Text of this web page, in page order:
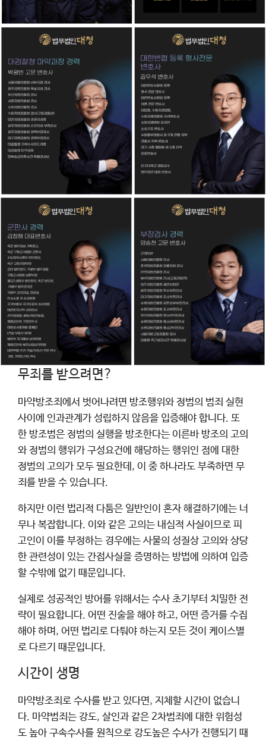
무죄를 받으려면?
마약방조죄에서 벗어나려면 방조행위와 정범의 범죄 실현
사이에 인과관계가 성립하지 않음을 입증해야 합니다. 또
한 방조범은 정범의 실행을 방조한다는 이른바 방조의 고의
와 정범의 행위가 구성요건에 해당하는 행위인 점에 대한
정범의 고의가 모두 필요한데, 이 중 하나라도 부족하면 무
죄를 받을 수 있습니다.
하지만 이런 법리적 다툼은 일반인이 혼자 해결하기에는 너
무나 복잡합니다. 이와 같은 고의는 내심적 사실이므로 피
고인이 이를 부정하는 경우에는 사물의 성질상 고의와 상당
한 관련성이 있는 간접사실을 증명하는 방법에 의하여 입증
할 수밖에 없기 때문입니다.
실제로 성공적인 방어를 위해서는 수사 초기부터 치밀한 전
략이 필요합니다. 어떤 진술을 해야 하고, 어떤 증거를 수집
해야 하며, 어떤 법리로 다퉈야 하는지 모든 것이 케이스별
로 다르기 때문입니다.
시간이 생명
마약방조죄로 수사를 받고 있다면, 지체할 시간이 없습니
다. 마약범죄는 강도, 살인과 같은 2차범죄에 대한 위험성
도 높아 구속수사를 원칙으로 강도높은 수사가 진행되기 때